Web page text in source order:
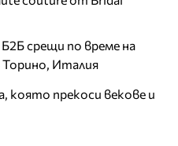
срещи по време на
Италия
която прекоси векове и